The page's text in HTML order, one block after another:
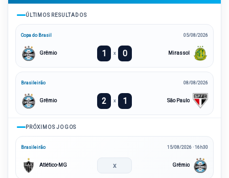
ÚLTIMOS RESULTADOS
Copa do Brasil 05/08/2026
Grêmio 1 x 0 Mirassol
Brasileirão 08/08/2026
Grêmio 2 x 1 São Paulo
PRÓXIMOS JOGOS
Brasileirão 15/08/2026 · 16h30
Atlético-MG x Grêmio